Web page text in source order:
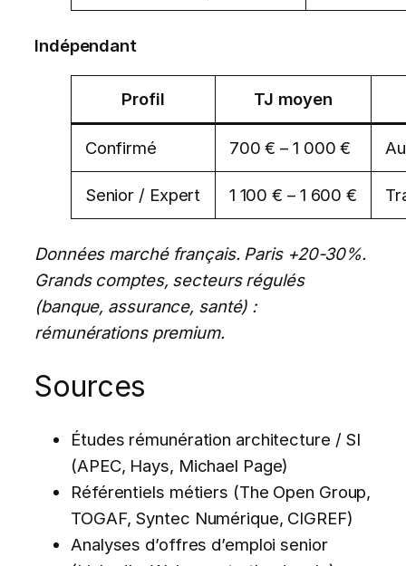
Indépendant
Profil TJ moyen
Confirmé 700 € – 1 000 €
Senior / Expert 1 100 € – 1 600 €
Données marché français. Paris +20-30%.
Grands comptes, secteurs régulés
(banque, assurance, santé) :
rémunérations premium.
Sources
Études rémunération architecture / SI
(APEC, Hays, Michael Page)
Référentiels métiers (The Open Group,
TOGAF, Syntec Numérique, CIGREF)
Analyses d’offres d’emploi senior